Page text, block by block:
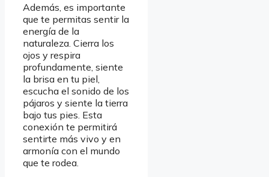
Además, es importante
que te permitas sentir la
energía de la
naturaleza. Cierra los
ojos y respira
profundamente, siente
la brisa en tu piel,
escucha el sonido de los
pájaros y siente la tierra
bajo tus pies. Esta
conexión te permitirá
sentirte más vivo y en
armonía con el mundo
que te rodea.